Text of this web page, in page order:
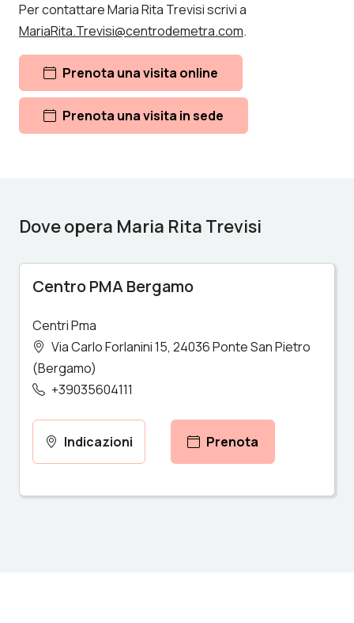
Per contattare Maria Rita Trevisi scrivi a
MariaRita.Trevisi@centrodemetra.com.
Prenota una visita online
Prenota una visita in sede
Dove opera Maria Rita Trevisi
Centro PMA Bergamo
Centri Pma
Via Carlo Forlanini 15 24036Ponte San Pietro
(Bergamo)
+39035604111
Indicazioni Prenota